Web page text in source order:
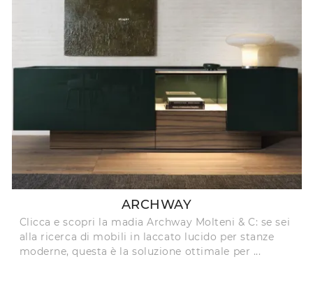
ARCHWAY
Clicca e scopri la madia Archway Molteni & C: se sei
alla ricerca di mobili in laccato lucido per stanze
moderne, questa è la soluzione ottimale per ...